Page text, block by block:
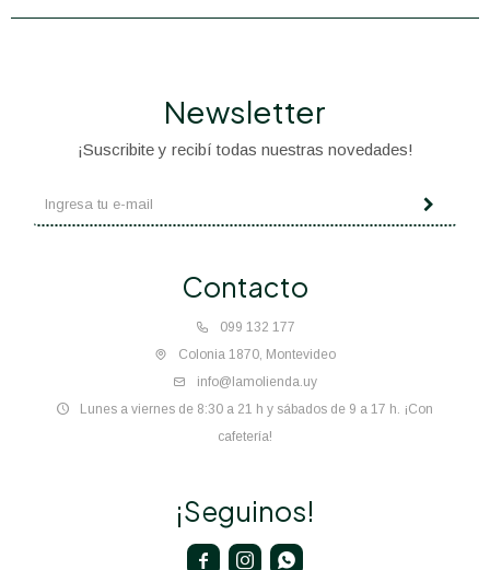
Contacto
099 132 177
Colonia 1870, Montevideo
info@lamolienda.uy
Lunes a viernes de 8:30 a 21 h y sábados de 9 a 17 h. ¡Con
cafetería!
Newsletter
¡Suscribite y recibí todas nuestras novedades!
¡Seguinos!
  